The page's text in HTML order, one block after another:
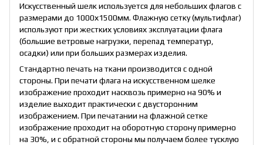
Искусственный шелк используется для небольших флагов с
размерами до 1000х1500мм. Флажную сетку (мультифлаг)
используют при жестких условиях эксплуатации флага
(большие ветровые нагрузки, перепад температур,
осадки) или при больших размерах изделия.
Стандартно печать на ткани производится с одной
стороны. При печати флага на искусственном шелке
изображение проходит насквозь примерно на 90% и
изделие выходит практически с двусторонним
изображением. При печатании на флажной сетке
изображение проходит на оборотную сторону примерно
на 30%, и с обратной стороны мы получаем более тусклую